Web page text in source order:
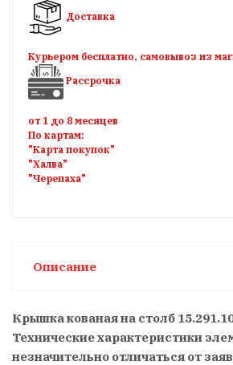
Доставка
Курьером бесплатно, самовывоз из
Рассрочка
от 1 до 8 месяцев
По картам:
"Карта покупок"
"Халва"
"Черепаха"
Описание
Крышка кованая на столб
Технические характеристики
незначительно отличаться от